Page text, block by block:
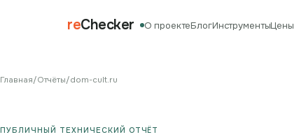
reChecker О проектеБлогИнструментыЦены
Главная/Отчёты/dom-cult.ru
ПУБЛИЧНЫЙ ТЕХНИЧЕСКИЙ ОТЧЁТ